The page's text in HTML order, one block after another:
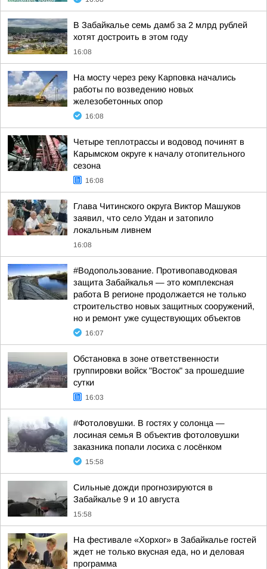
В Забайкалье семь дамб за 2 млрд рублей
хотят достроить в этом году
16:08
На мосту через реку Карповка начались
работы по возведению новых
железобетонных опор
16:08
Четыре теплотрассы и водовод починят в
Карымском округе к началу отопительного
сезона
16:08
Глава Читинского округа Виктор Машуков
заявил, что село Угдан и затопило
локальным ливнем
16:08
#Водопользование. Противопаводковая
защита Забайкалья — это комплексная
работа В регионе продолжается не только
строительство новых защитных сооружений,
но и ремонт уже существующих объектов
16:07
Обстановка в зоне ответственности
группировки войск "Восток" за прошедшие
сутки
16:03
#Фотоловушки. В гостях у солонца —
лосиная семья В объектив фотоловушки
заказника попали лосиха с лосёнком
15:58
Сильные дожди прогнозируются в
Забайкалье 9 и 10 августа
15:58
На фестивале «Хорхог» в Забайкалье гостей
ждет не только вкусная еда, но и деловая
программа